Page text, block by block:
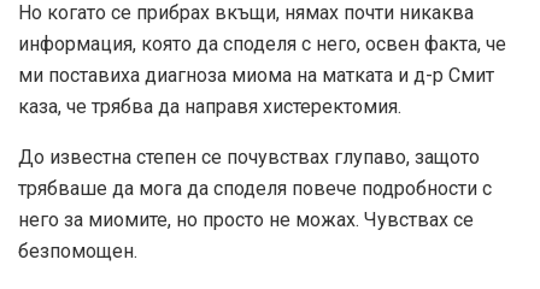
Но когато се прибрах вкъщи, нямах почти никаква
информация, която да споделя с него, освен факта, че
ми поставиха диагноза миома на матката и д-р Смит
каза, че трябва да направя хистеректомия.
До известна степен се почувствах глупаво, защото
трябваше да мога да споделя повече подробности с
него за миомите, но просто не можах. Чувствах се
безпомощен.